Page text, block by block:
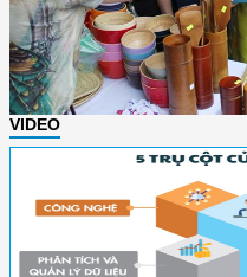
VIDEO